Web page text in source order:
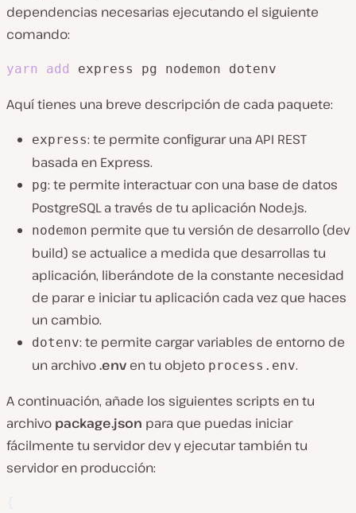
dependencias necesarias ejecutando el siguiente
comando:
yarn add express pg nodemon dotenv
Aquí tienes una breve descripción de cada paquete:
express: te permite configurar una API REST
basada en Express.
pg: te permite interactuar con una base de datos
PostgreSQL a través de tu aplicación Node.js.
nodemon permite que tu versión de desarrollo (dev
build) se actualice a medida que desarrollas tu
aplicación, liberándote de la constante necesidad
de parar e iniciar tu aplicación cada vez que haces
un cambio.
dotenv: te permite cargar variables de entorno de
un archivo.env en tu objeto process.env.
A continuación, añade los siguientes scripts en tu
archivo package.json para que puedas iniciar
fácilmente tu servidor dev y ejecutar también tu
servidor en producción: